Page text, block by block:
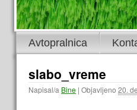
Avtopralnica
slabo_vreme
Napisal/a Bine | Objavljeno 20.